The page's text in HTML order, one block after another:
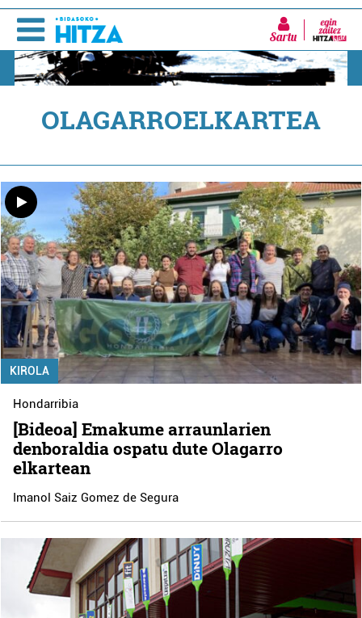
Sartu
OLAGARROELKARTEA
KIROLA
Hondarribia
[Bideoa] Emakume arraunlarien
denboraldia ospatu dute Olagarro
elkartean
Imanol Saiz Gomez de Segura